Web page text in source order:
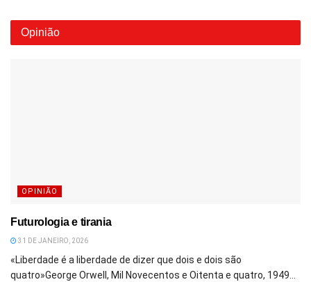
Opinião
OPINIÃO
Futurologia e tirania
31 DE JANEIRO, 2026
«Liberdade é a liberdade de dizer que dois e dois são
quatro»George Orwell, Mil Novecentos e Oitenta e quatro, 1949...